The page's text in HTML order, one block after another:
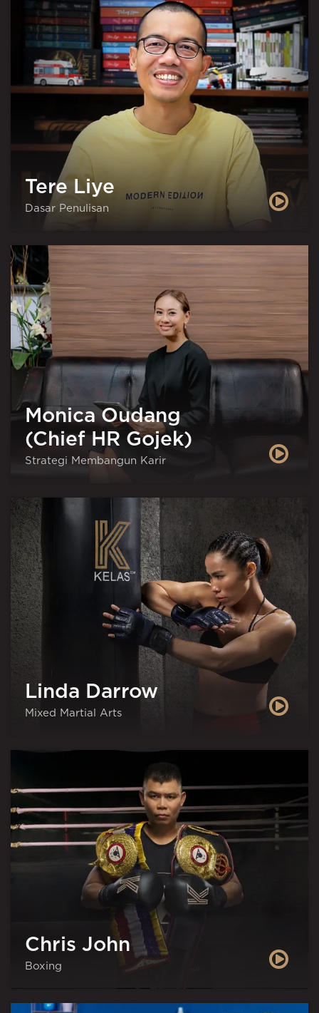
Tere Liye
Dasar Penulisan
Monica Oudang
(Chief HR Gojek)
Strategi Membangun Karir
Linda Darrow
Mixed Martial Arts
Chris John
Boxing